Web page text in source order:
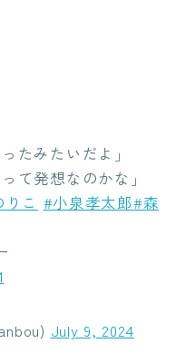
たみたいだよ」
て発想なのかな」
こ #小泉孝太郎#森
July 9, 2024